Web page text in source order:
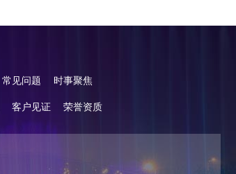
常见问题 时事聚焦
客户见证 荣誉资质